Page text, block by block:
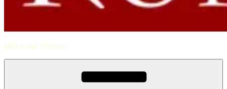
Bilder und Rahmen